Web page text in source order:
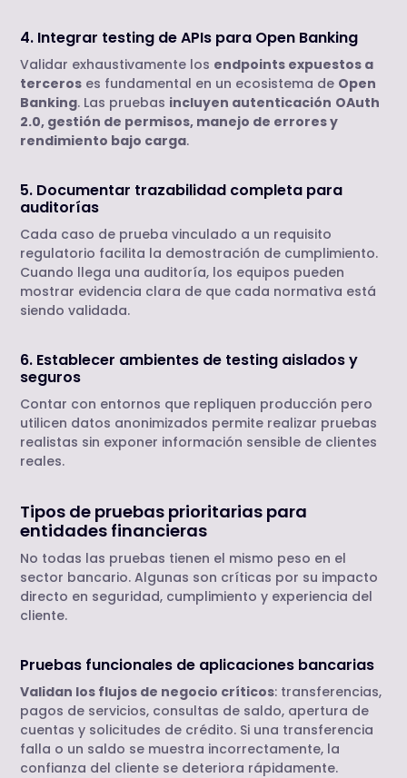
4. Integrar testing de APIs para Open Banking
Validar exhaustivamente los endpoints expuestos a
terceros es fundamental en un ecosistema de Open
Banking. Las pruebas incluyen autenticación OAuth
2.0, gestión de permisos, manejo de errores y
rendimiento bajo carga.
5. Documentar trazabilidad completa para
auditorías
Cada caso de prueba vinculado a un requisito
regulatorio facilita la demostración de cumplimiento.
Cuando llega una auditoría, los equipos pueden
mostrar evidencia clara de que cada normativa está
siendo validada.
6. Establecer ambientes de testing aislados y
seguros
Contar con entornos que repliquen producción pero
utilicen datos anonimizados permite realizar pruebas
realistas sin exponer información sensible de clientes
reales.
Tipos de pruebas prioritarias para
entidades financieras
No todas las pruebas tienen el mismo peso en el
sector bancario. Algunas son críticas por su impacto
directo en seguridad, cumplimiento y experiencia del
cliente.
Pruebas funcionales de aplicaciones bancarias
Validan los flujos de negocio críticos: transferencias,
pagos de servicios, consultas de saldo, apertura de
cuentas y solicitudes de crédito. Si una transferencia
falla o un saldo se muestra incorrectamente, la
confianza del cliente se deteriora rápidamente.